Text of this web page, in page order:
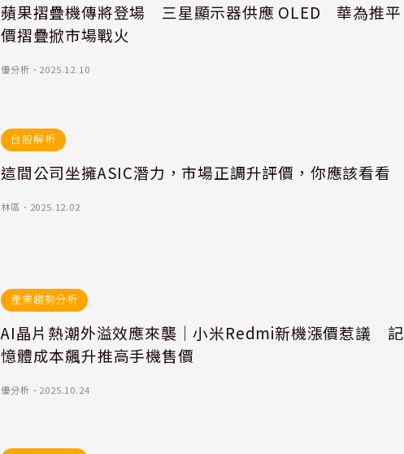
蘋果摺疊機傳將登場 三星顯示器供應 OLED 華為推平
價摺疊掀市場戰火
優分析 ． 2025.12.10
台股解析
這間公司坐擁ASIC潛力，市場正調升評價，你應該看看
林區 ． 2025.12.02
產業趨勢分析
AI晶片熱潮外溢效應來襲｜小米Redmi新機漲價惹議 記
憶體成本飆升推高手機售價
優分析 ． 2025.10.24